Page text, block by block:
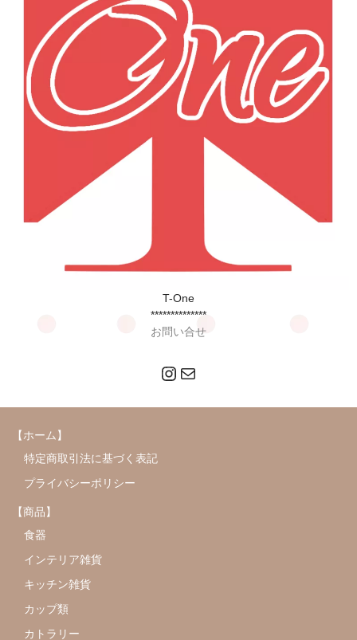
T-One
**************
お問い合せ
Instagram
メール
【ホーム】
特定商取引法に基づく表記
プライバシーポリシー
【商品】
食器
インテリア雑貨
キッチン雑貨
カップ類
カトラリー